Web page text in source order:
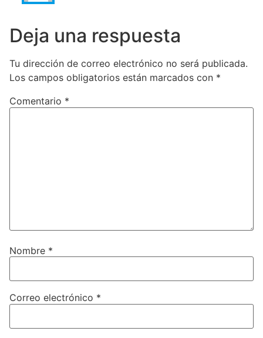
Deja una respuesta
Tu dirección de correo electrónico no será publicada.
Los campos obligatorios están marcados con *
Comentario *
Nombre *
Correo electrónico *